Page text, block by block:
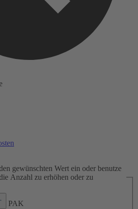
gewünschten Wert ein oder benutze
Anzahl zu erhöhen oder zu
PAK